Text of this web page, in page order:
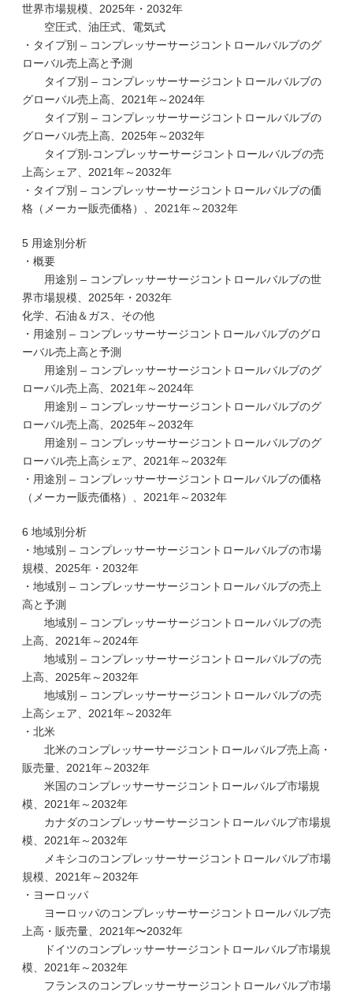
世界市場規模、2025年・2032年
空圧式、油圧式、電気式
・タイプ別 – コンプレッサーサージコントロールバルブのグ
ローバル売上高と予測
タイプ別 – コンプレッサーサージコントロールバルブの
グローバル売上高、2021年～2024年
タイプ別 – コンプレッサーサージコントロールバルブの
グローバル売上高、2025年～2032年
タイプ別-コンプレッサーサージコントロールバルブの売
上高シェア、2021年～2032年
・タイプ別 – コンプレッサーサージコントロールバルブの価
格（メーカー販売価格）、2021年～2032年
5 用途別分析
・概要
用途別 – コンプレッサーサージコントロールバルブの世
界市場規模、2025年・2032年
化学、石油＆ガス、その他
・用途別 – コンプレッサーサージコントロールバルブのグロ
ーバル売上高と予測
用途別 – コンプレッサーサージコントロールバルブのグ
ローバル売上高、2021年～2024年
用途別 – コンプレッサーサージコントロールバルブのグ
ローバル売上高、2025年～2032年
用途別 – コンプレッサーサージコントロールバルブのグ
ローバル売上高シェア、2021年～2032年
・用途別 – コンプレッサーサージコントロールバルブの価格
（メーカー販売価格）、2021年～2032年
6 地域別分析
・地域別 – コンプレッサーサージコントロールバルブの市場
規模、2025年・2032年
・地域別 – コンプレッサーサージコントロールバルブの売上
高と予測
地域別 – コンプレッサーサージコントロールバルブの売
上高、2021年～2024年
地域別 – コンプレッサーサージコントロールバルブの売
上高、2025年～2032年
地域別 – コンプレッサーサージコントロールバルブの売
上高シェア、2021年～2032年
・北米
北米のコンプレッサーサージコントロールバルブ売上高・
販売量、2021年～2032年
米国のコンプレッサーサージコントロールバルブ市場規
模、2021年～2032年
カナダのコンプレッサーサージコントロールバルブ市場規
模、2021年～2032年
メキシコのコンプレッサーサージコントロールバルブ市場
規模、2021年～2032年
・ヨーロッパ
ヨーロッパのコンプレッサーサージコントロールバルブ売
上高・販売量、2021年〜2032年
ドイツのコンプレッサーサージコントロールバルブ市場規
模、2021年～2032年
フランスのコンプレッサーサージコントロールバルブ市場